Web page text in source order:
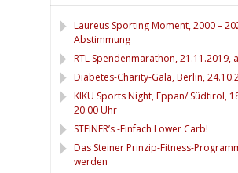
Laureus Sporting Moment, 2000 –
Abstimmung
RTL Spendenmarathon, 21.11.2019,
Diabetes-Charity-Gala, Berlin,
KIKU Sports Night, Eppan/ Südtirol,
20:00 Uhr
STEINER’s -Einfach Lower Carb!
Das Steiner Prinzip-Fitness-
werden